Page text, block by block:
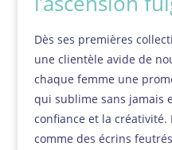
Dès ses premières
une clientèle avide de
chaque femme une
qui sublime sans jamais
confiance et la créativité.
comme des écrins